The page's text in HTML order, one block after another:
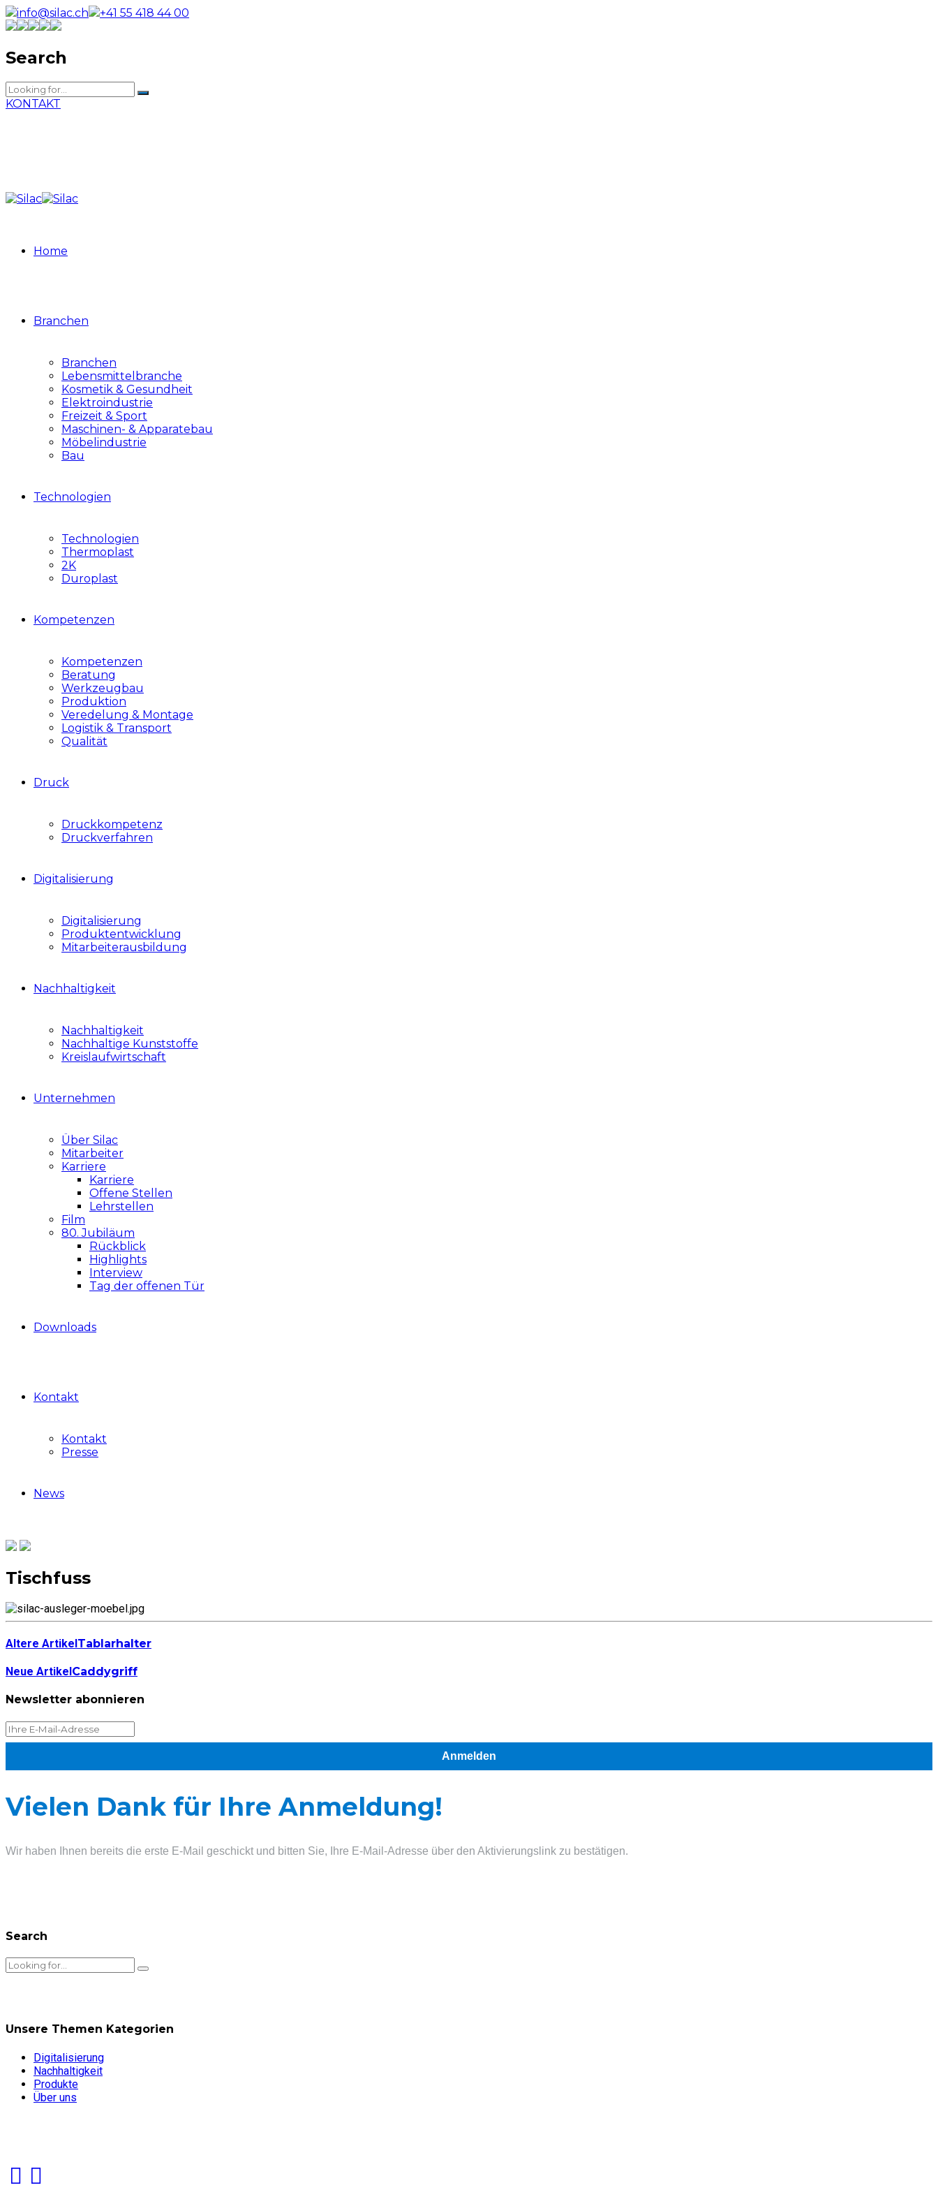
info@silac.ch +41 55 418 44 00
Search
KONTAKT
Home
Branchen
Branchen
Lebensmittelbranche
Kosmetik & Gesundheit
Elektroindustrie
Freizeit & Sport
Maschinen- & Apparatebau
Möbelindustrie
Bau
Technologien
Technologien
Thermoplast
2K
Duroplast
Kompetenzen
Kompetenzen
Beratung
Werkzeugbau
Produktion
Veredelung & Montage
Logistik & Transport
Qualität
Druck
Druckkompetenz
Druckverfahren
Digitalisierung
Digitalisierung
Produktentwicklung
Mitarbeiterausbildung
Nachhaltigkeit
Nachhaltigkeit
Nachhaltige Kunststoffe
Kreislaufwirtschaft
Unternehmen
Über Silac
Mitarbeiter
Karriere
Karriere
Offene Stellen
Lehrstellen
Film
80. Jubiläum
Rückblick
Highlights
Interview
Tag der offenen Tür
Downloads
Kontakt
Kontakt
Presse
News
Tischfuss
Altere ArtikelTablarhalter
Neue Artikel Caddygriff
Newsletter abonnieren
Anmelden
Vielen Dank für Ihre Anmeldung!
Wir haben Ihnen bereits die erste E-Mail geschickt und bitten Sie, Ihre E-Mail-Adresse über den Aktivierungslink zu bestätigen.
Search
Unsere Themen Kategorien
Digitalisierung
Nachhaltigkeit
Produkte
Über uns